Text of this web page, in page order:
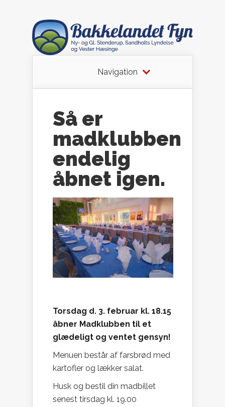
Navigation
Så er
madklubben
endelig
åbnet igen.
Torsdag d. 3. februar kl. 18.15
åbner Madklubben til et
glædeligt og ventet gensyn!
Menuen består af farsbrød med
kartofler og lækker salat.
Husk og bestil din madbillet
senest tirsdag kl. 19.00